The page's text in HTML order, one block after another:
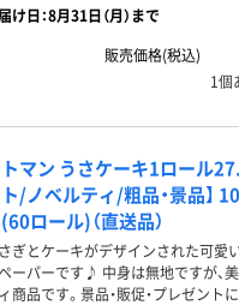
け日：8月31日（月）まで
販売価格(税込)
1個
マン うさケーキ1ロール
/ノベルティ/粗品・景品】
ロール)（直送品）
ぎとケーキがデザインされた可愛
ーパーです♪ 中身は無地ですが、
商品です。景品・販促・プレゼントに